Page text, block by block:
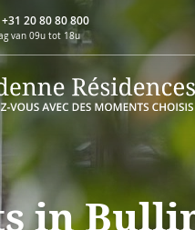
+31 20 80 80 800
van 09u tot 18u
in